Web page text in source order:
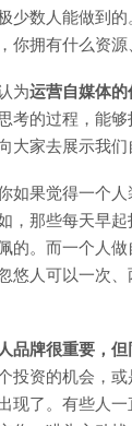
少数人能做到
你拥有什么资
为运营自媒体
考的过程，能
大家去展示我们
如果觉得一个
，那些每天早
的。而一个人
悠人可以一次
品牌很重要，
投资的机会，
现了。有些人